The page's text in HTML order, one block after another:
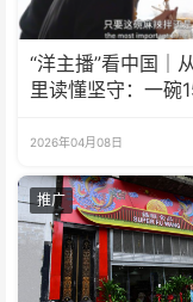
“洋主播”看中国｜
里读懂坚守：一碗
2026年04月08日
推广